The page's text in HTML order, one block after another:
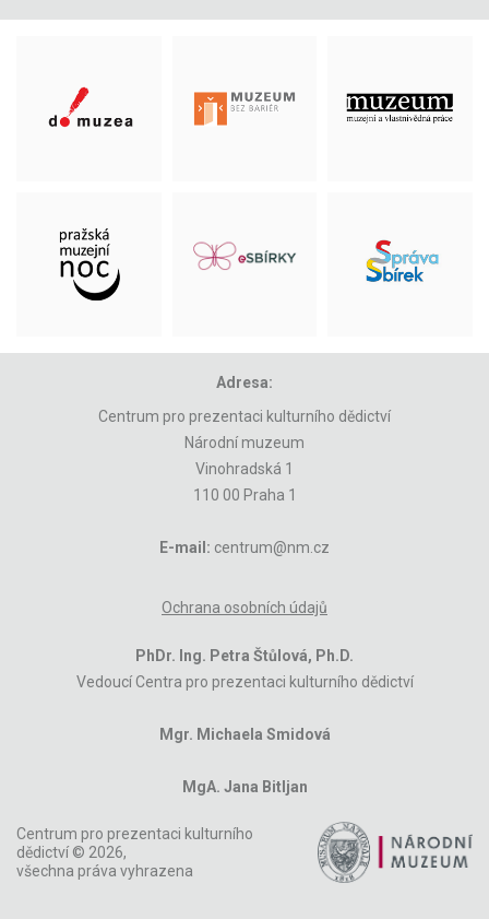
Adresa:
Centrum pro prezentaci kulturního dědictví
Národní muzeum
Vinohradská 1
110 00 Praha 1
E-mail: centrum@nm.cz
Ochrana osobních údajů
PhDr. Ing. Petra Štůlová, Ph.D.
Vedoucí Centra pro prezentaci kulturního dědictví
Mgr. Michaela Smidová
MgA. Jana Bitljan
Centrum pro prezentaci kulturního
dědictví © 2026,
všechna práva vyhrazena